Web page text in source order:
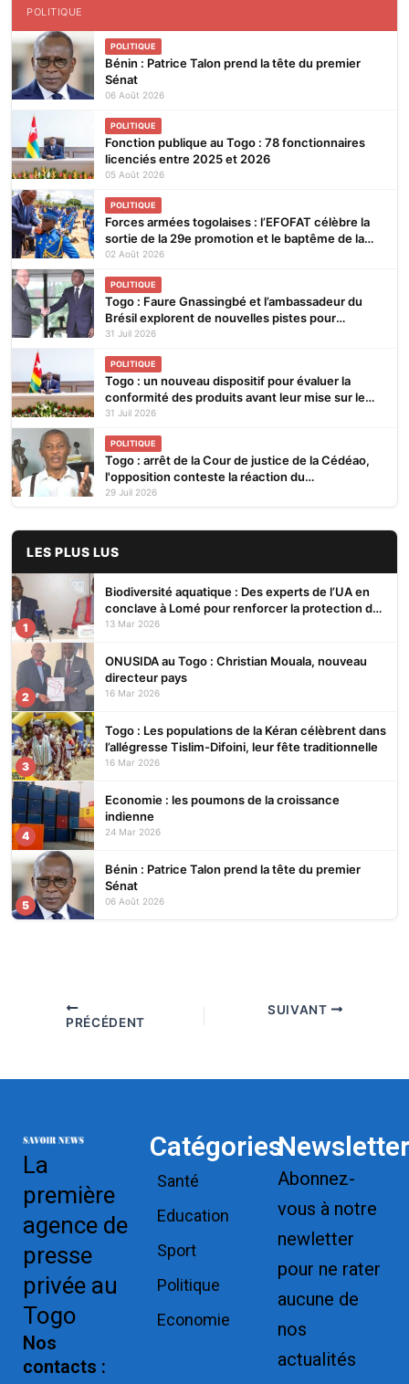
POLITIQUE
POLITIQUE
Bénin : Patrice Talon prend la tête du premier
Sénat
06 Août 2026
POLITIQUE
Fonction publique au Togo : 78 fonctionnaires
licenciés entre 2025 et 2026
05 Août 2026
POLITIQUE
Forces armées togolaises : l’EFOFAT célèbre la
sortie de la 29e promotion et le baptême de la
30e
02 Août 2026
POLITIQUE
Togo : Faure Gnassingbé et l’ambassadeur du
Brésil explorent de nouvelles pistes pour
renforcer la coopération bilatérale
31 Juil 2026
POLITIQUE
Togo : un nouveau dispositif pour évaluer la
conformité des produits avant leur mise sur le
marché
31 Juil 2026
POLITIQUE
Togo : arrêt de la Cour de justice de la Cédéao,
l'opposition conteste la réaction du
gouvernement
29 Juil 2026
LES PLUS LUS
1
Biodiversité aquatique : Des experts de l’UA en
conclave à Lomé pour renforcer la protection des
écosystèmes
13 Mar 2026
2
ONUSIDA au Togo : Christian Mouala, nouveau
directeur pays
16 Mar 2026
3
Togo : Les populations de la Kéran célèbrent dans
l’allégresse Tislim-Difoini, leur fête traditionnelle
16 Mar 2026
4
Economie : les poumons de la croissance
indienne
24 Mar 2026
5
Bénin : Patrice Talon prend la tête du premier
Sénat
06 Août 2026
PRÉCÉDENT
SUIVANT
La
première
agence de
presse
privée au
Togo
Nos
contacts :
Catégories
Santé
Education
Sport
Politique
Economie
Newsletter
Abonnez-
vous à notre
newletter
pour ne rater
aucune de
nos
actualités